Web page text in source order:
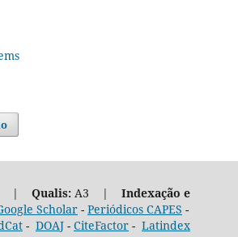
| Qualis:A3 | Indexação e
Scholar- Periódicos CAPES -
- DOAJ- CiteFactor- Latindex